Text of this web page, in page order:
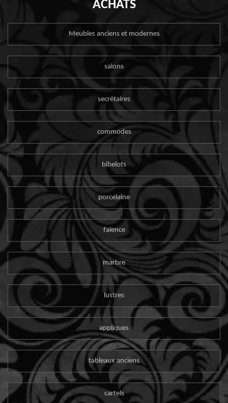
ACHATS
Meubles anciens et modernes
salons
secrétaires
commodes
bibelots
porcelaine
faïence
marbre
lustres
appliques
tableaux anciens
cartels